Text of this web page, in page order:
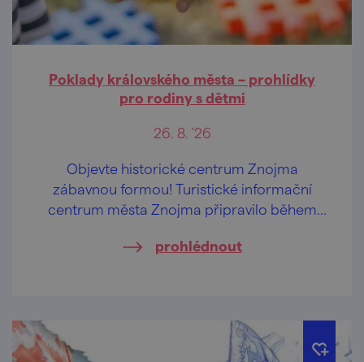
Poklady královského města – prohlídky
pro rodiny s dětmi
26. 8. '26
Objevte historické centrum Znojma
zábavnou formou! Turistické informační
centrum města Znojma připravilo během
prohlídky určené především rodinám s
prohlédnout